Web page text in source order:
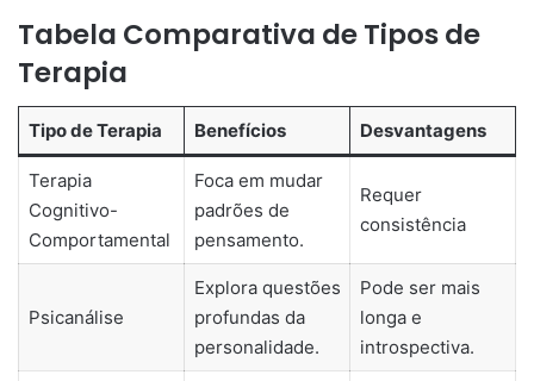
Tabela Comparativa de Tipos de
Terapia
Tipo de Terapia Benefícios Desvantagens
Terapia
Cognitivo-
Comportamental
Foca em mudar
padrões de
pensamento.
Requer
consistência
Psicanálise
Explora questões
profundas da
personalidade.
Pode ser mais
longa e
introspectiva.